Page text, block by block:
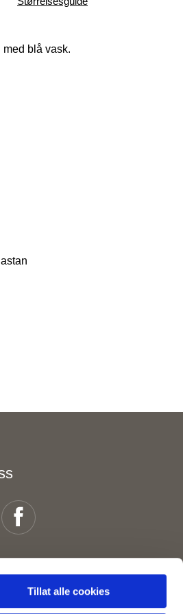
Tillat alle cookies
blå vask.